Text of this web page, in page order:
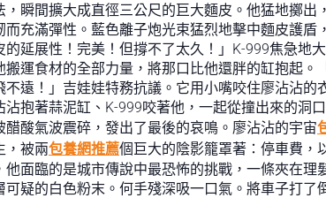
瞬間擴大成直徑三公尺的巨大麵皮。他猛地擲出
充滿彈性。藍色離子炮光束猛烈地擊中麵皮護盾
延展性！完美！但撐不了太久！」K-999焦急地
運食材的全部力量，將那口比他還胖的缸抱起。
遠！」吉娃娃特務抗議。它用小嘴咬住廖沾沾的
抱著蒜泥缸、K-999咬著他，一起從撞出來的洞
酸氣波震碎，發出了最後的哀鳴。廖沾沾的宇宙
，被兩包養網推薦個巨大的陰影籠罩著：停車費，
面臨的是城市傳說中最恐怖的挑戰，一條夾在理
疑的白色粉末。何手殘深吸一口氣。將車子打了